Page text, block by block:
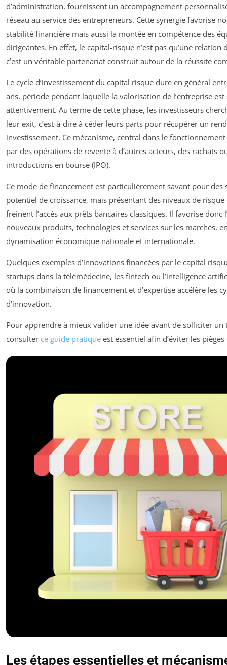
d’administration, fournissent un accompagnement
réseau au service des entrepreneurs. Cette synergie favorise
stabilité financière mais aussi la montée en compétence des
dirigeantes. En effet, le capital-risque n’est pas qu’une relation
c’est un véritable partenariat construit autour de la réussite
Le cycle d’investissement du capital risque dure en général
ans, période pendant laquelle la valorisation de l’entreprise est
attentivement. Au terme de cette phase, les investisseurs
leur exit, c’est-à-dire à céder leurs parts pour récupérer un
investissement. Ce mécanisme, central dans le
par des opérations de revente à d’autres acteurs, des rachats
introductions en bourse (IPO).
Ce mode de financement est particulièrement savant pour des
potentiel de croissance, mais présentant des niveaux de risque
freinent l’accès aux prêts bancaires classiques. Il favorise donc
nouveaux produits, technologies et services sur les marchés,
dynamisation économique nationale et internationale.
Quelques exemples d’innovations financées par le capital
startups dans la télémédecine, les fintech ou l’intelligence
où la combinaison de financement et d’expertise accélère les
d’innovation.
Pour apprendre à mieux valider une idée avant de solliciter un
consulter ce guide pratique est essentiel afin d’éviter les
Les étapes essentielles et